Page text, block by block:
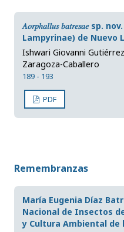
𝐴𝑜𝑟𝑝ℎ𝑎𝑙𝑙𝑢𝑠 𝑏𝑎𝑡𝑟𝑒𝑠𝑎𝑒 sp.
Lampyrinae) de Nuevo
Ishwari Giovanni
Zaragoza-Caballero
189 - 193
PDF
Remembranzas
María Eugenia Díaz
Nacional de Insectos
y Cultura Ambiental de